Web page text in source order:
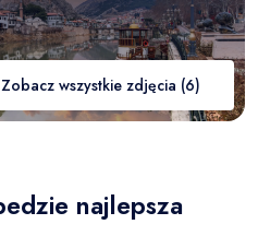
Zobacz wszystkie zdjęcia (6)
najlepsza